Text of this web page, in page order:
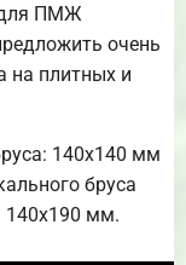
для ПМЖ
очень
на плитных и
140х140 мм
бруса
140х190 мм.